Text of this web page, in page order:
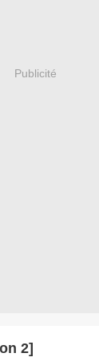
Publicité
2]